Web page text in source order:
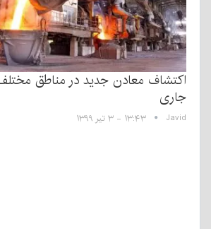
اکتشاف معادن جدید در مناطق
جاری
Javid ۱۳:۴۳ - ۳ تیر ۱۳۹۹